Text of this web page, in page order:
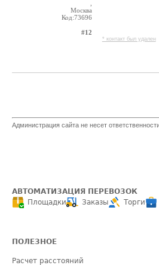
Москва
Код:73696
#12
* контакт был удален
Администрация сайта не несет
АВТОМАТИЗАЦИЯ ПЕРЕВОЗОК
Площадки
Заказы Торги
ПОЛЕЗНОЕ
Расчет расстояний